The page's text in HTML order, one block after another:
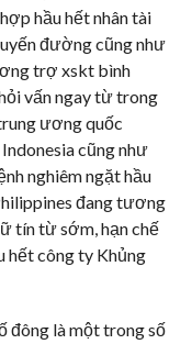
hầu hết nhân tài
đường cũng như
trợ xskt bình
vấn ngay từ trong
ương quốc
cũng như
nghiêm ngặt hầu
đang tương
tín từ sớm, hạn chế
hết công ty Khủng
đông là một trong số